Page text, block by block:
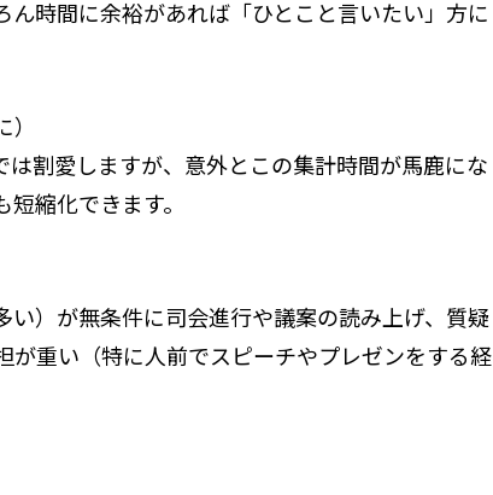
時間に余裕があれば「ひとこと言いたい」方に
割愛しますが、意外とこの集計時間が馬鹿にな
縮化できます。
）が無条件に司会進行や議案の読み上げ、質疑
重い（特に人前でスピーチやプレゼンをする経